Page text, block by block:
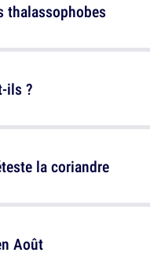
ils ?
Août
thalassophobes
la coriandre